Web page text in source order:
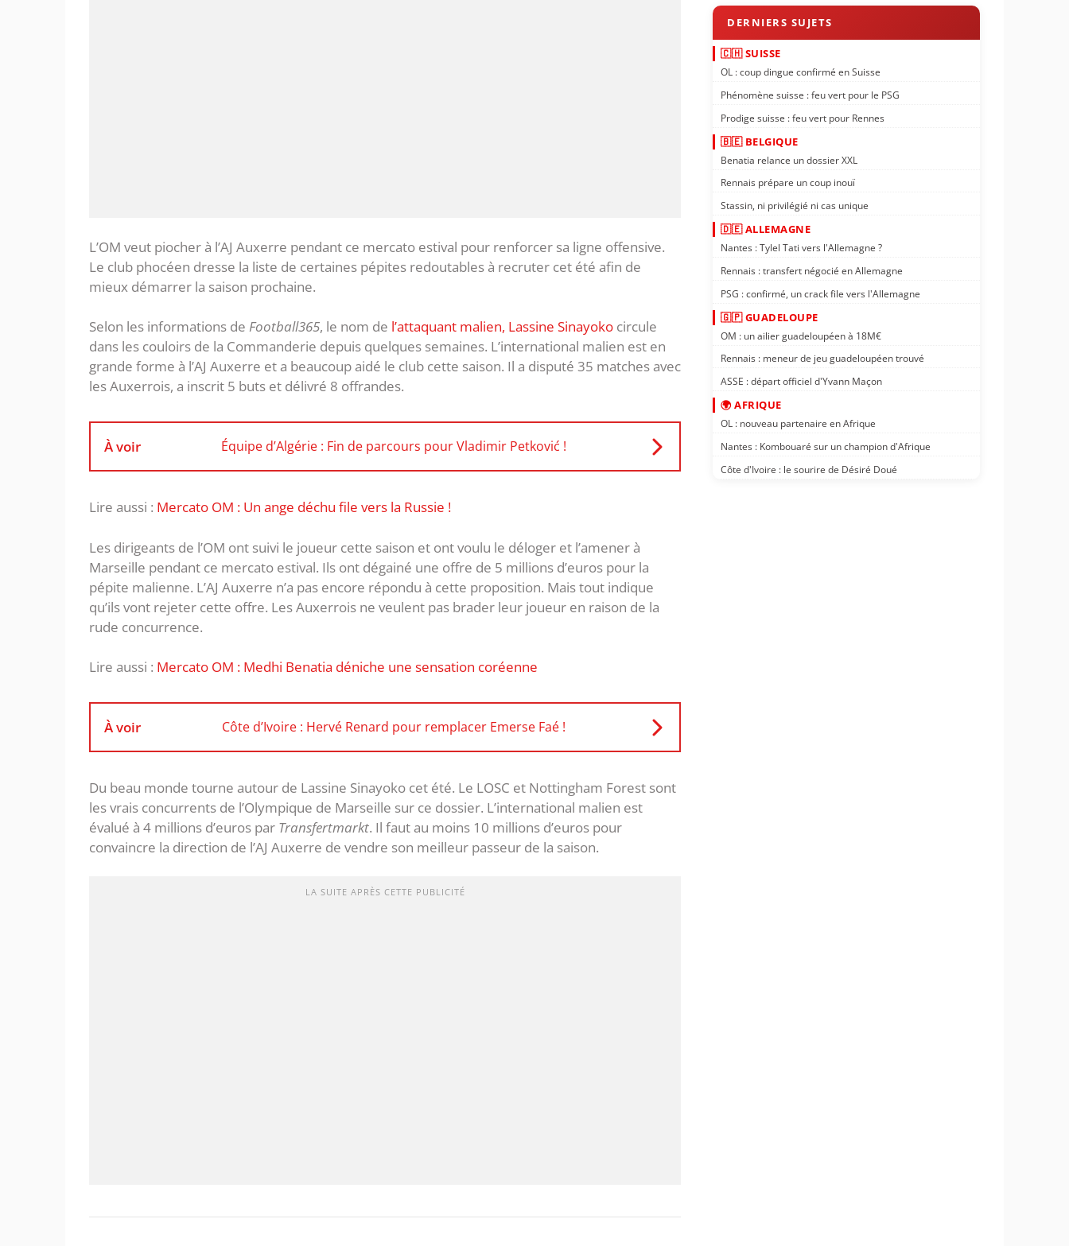
L’OM veut piocher à l’AJ Auxerre pendant ce mercato estival pour renforcer sa ligne offensive.
Le club phocéen dresse la liste de certaines pépites redoutables à recruter cet été afin de
mieux démarrer la saison prochaine.
Selon les informations de Football365, le nom de l’attaquant malien, Lassine Sinayoko circule
dans les couloirs de la Commanderie depuis quelques semaines. L’international malien est en
grande forme à l’AJ Auxerre et a beaucoup aidé le club cette saison. Il a disputé 35 matches avec
les Auxerrois, a inscrit 5 buts et délivré 8 offrandes.
À voir Équipe d’Algérie : Fin de parcours pour Vladimir Petković !
Lire aussi : Mercato OM : Un ange déchu file vers la Russie !
Les dirigeants de l’OM ont suivi le joueur cette saison et ont voulu le déloger et l’amener à
Marseille pendant ce mercato estival. Ils ont dégainé une offre de 5 millions d’euros pour la
pépite malienne. L’AJ Auxerre n’a pas encore répondu à cette proposition. Mais tout indique
qu’ils vont rejeter cette offre. Les Auxerrois ne veulent pas brader leur joueur en raison de la
rude concurrence.
Lire aussi : Mercato OM : Medhi Benatia déniche une sensation coréenne
À voir Côte d’Ivoire : Hervé Renard pour remplacer Emerse Faé !
Du beau monde tourne autour de Lassine Sinayoko cet été. Le LOSC et Nottingham Forest sont
les vrais concurrents de l’Olympique de Marseille sur ce dossier. L’international malien est
évalué à 4 millions d’euros par Transfertmarkt. Il faut au moins 10 millions d’euros pour
convaincre la direction de l’AJ Auxerre de vendre son meilleur passeur de la saison.
LA SUITE APRÈS CETTE PUBLICITÉ
🇨🇭 SUISSE
OL : coup dingue confirmé en Suisse
Phénomène suisse : feu vert pour le PSG
Prodige suisse : feu vert pour Rennes
🇧🇪 BELGIQUE
Benatia relance un dossier XXL
Rennais prépare un coup inouï
Stassin, ni privilégié ni cas unique
🇩🇪 ALLEMAGNE
Nantes : Tylel Tati vers l'Allemagne ?
Rennais : transfert négocié en Allemagne
PSG : confirmé, un crack file vers l'Allemagne
🇬🇵 GUADELOUPE
OM : un ailier guadeloupéen à 18M€
Rennais : meneur de jeu guadeloupéen trouvé
ASSE : départ officiel d'Yvann Maçon
🌍 AFRIQUE
OL : nouveau partenaire en Afrique
Nantes : Kombouaré sur un champion d'Afrique
Côte d'Ivoire : le sourire de Désiré Doué